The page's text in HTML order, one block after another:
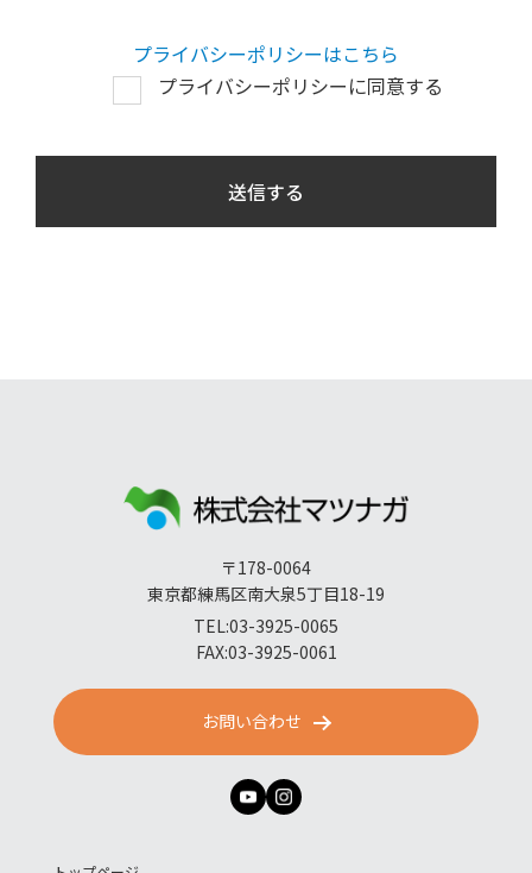
プライバシーポリシーはこちら
プライバシーポリシーに同意する
〒178-0064
東京都練馬区南大泉5丁目18-19
TEL:03-3925-0065
FAX:03-3925-0061
お問い合わせ